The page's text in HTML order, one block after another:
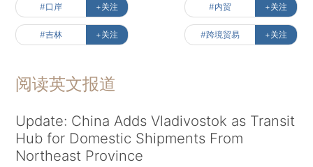
#口岸 +关注 #内贸 +关注
#吉林 +关注 #跨境贸易 +关注
阅读英文报道
Update: China Adds Vladivostok as Transit
Hub for Domestic Shipments From
Northeast Province